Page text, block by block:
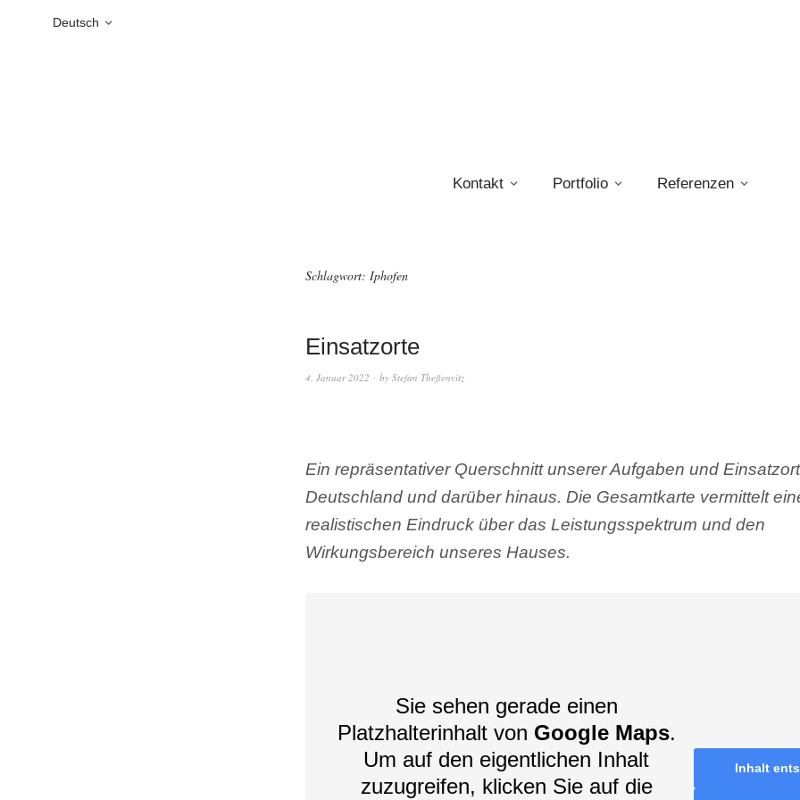
Deutsch
Kontakt Portfolio Referenzen
Schlagwort: Iphofen
Einsatzorte
4. Januar 2022 by Stefan Theßenvitz
Ein repräsentativer Querschnitt unserer Aufgaben und
Deutschland und darüber hinaus. Die Gesamtkarte vermittelt
realistischen Eindruck über das Leistungsspektrum und den
Wirkungsbereich unseres Hauses.
Sie sehen gerade einen
Platzhalterinhalt von Google Maps.
Um auf den eigentlichen Inhalt
zuzugreifen, klicken Sie auf die
Inhalt